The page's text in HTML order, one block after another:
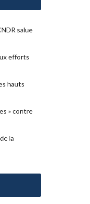
salue
efforts
hauts
» contre
la